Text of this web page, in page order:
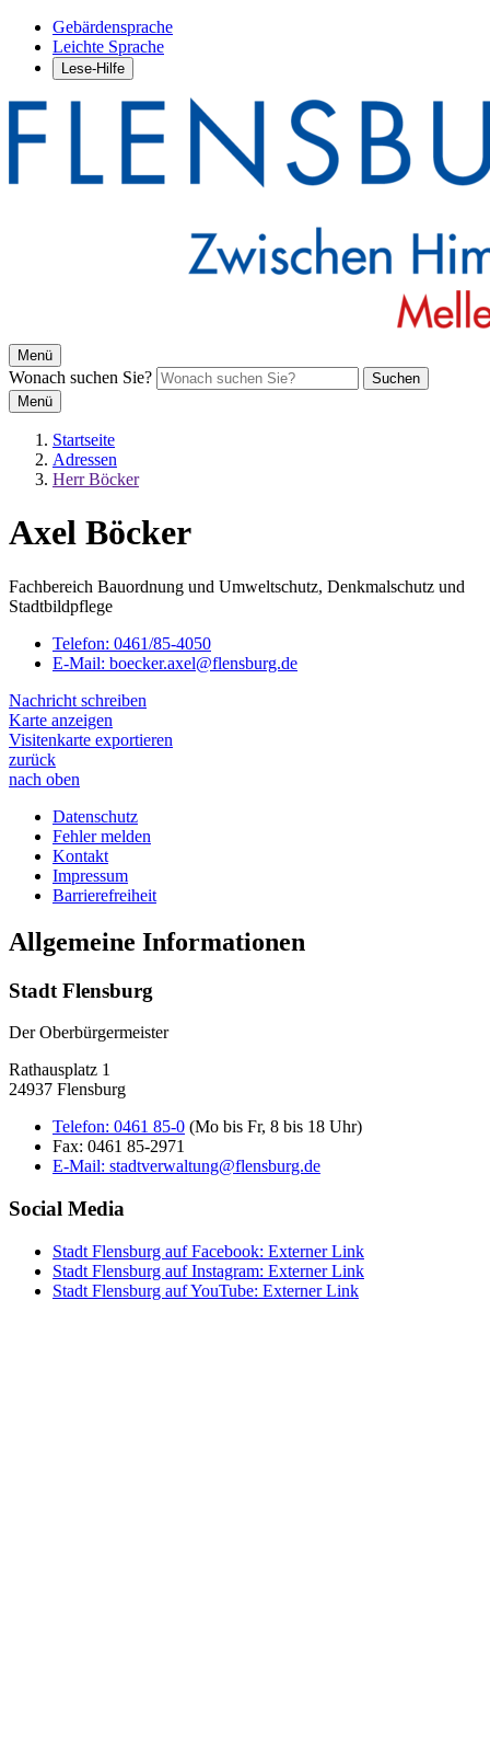
Gebärdensprache
Leichte Sprache
Lese-Hilfe
Menü
Wonach suchen Sie?
Suchen
Menü
Startseite
Adressen
Herr Böcker
Axel Böcker
Fachbereich Bauordnung und Umweltschutz, Denkmalschutz und
Stadtbildpflege
Telefon: 0461/85-4050
E-Mail: boecker.axel@flensburg.de
Nachricht schreiben
Karte anzeigen
Visitenkarte exportieren
zurück
nach oben
Datenschutz
Fehler melden
Kontakt
Impressum
Barrierefreiheit
Allgemeine Informationen
Stadt Flensburg
Der Oberbürgermeister
Rathausplatz 1
24937 Flensburg
Telefon: 0461 85-0 (Mo bis Fr, 8 bis 18 Uhr)
Fax: 0461 85-2971
E-Mail: stadtverwaltung@flensburg.de
Social Media
Stadt Flensburg auf Facebook: Externer Link
Stadt Flensburg auf Instagram: Externer Link
Stadt Flensburg auf YouTube: Externer Link